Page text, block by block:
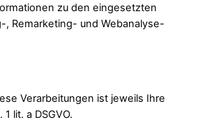
zu den eingesetzten
, Remarketing- und Webanalyse-
Verarbeitungen ist jeweils Ihre
lit. a DSGVO.